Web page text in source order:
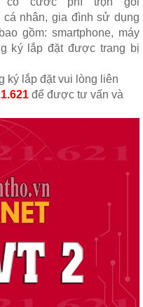
nhân, gia đình sử dụng
gồm: smartphone, máy
ký lắp đặt được trang bị
ký lắp đặt vui lòng liên
để được tư vấn và